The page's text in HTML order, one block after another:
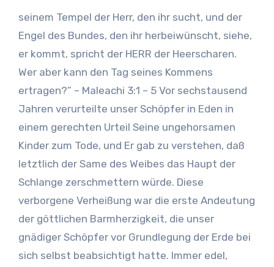
seinem Tempel der Herr, den ihr sucht, und der
Engel des Bundes, den ihr herbeiwünscht, siehe,
er kommt, spricht der HERR der Heerscharen.
Wer aber kann den Tag seines Kommens
ertragen?” – Maleachi 3:1 – 5 Vor sechstausend
Jahren verurteilte unser Schöpfer in Eden in
einem gerechten Urteil Seine ungehorsamen
Kinder zum Tode, und Er gab zu verstehen, daß
letztlich der Same des Weibes das Haupt der
Schlange zerschmettern würde. Diese
verborgene Verheißung war die erste Andeutung
der göttlichen Barmherzigkeit, die unser
gnädiger Schöpfer vor Grundlegung der Erde bei
sich selbst beabsichtigt hatte. Immer edel,